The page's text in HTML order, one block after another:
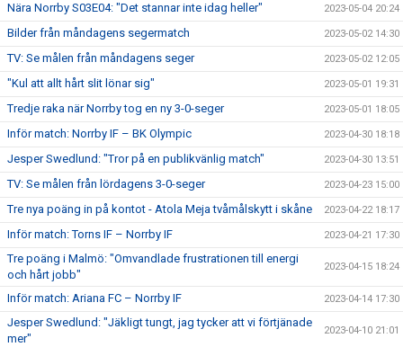
Nära Norrby S03E04: "Det stannar inte idag heller" 2023-05-04 20:24
Bilder från måndagens segermatch 2023-05-02 14:30
TV: Se målen från måndagens seger 2023-05-02 12:05
"Kul att allt hårt slit lönar sig" 2023-05-01 19:31
Tredje raka när Norrby tog en ny 3-0-seger 2023-05-01 18:05
Inför match: Norrby IF – BK Olympic 2023-04-30 18:18
Jesper Swedlund: "Tror på en publikvänlig match" 2023-04-30 13:51
TV: Se målen från lördagens 3-0-seger 2023-04-23 15:00
Tre nya poäng in på kontot - Atola Meja tvåmålskytt i skåne 2023-04-22 18:17
Inför match: Torns IF – Norrby IF 2023-04-21 17:30
Tre poäng i Malmö: "Omvandlade frustrationen till energi
och hårt jobb"
2023-04-15 18:24
Inför match: Ariana FC – Norrby IF 2023-04-14 17:30
Jesper Swedlund: "Jäkligt tungt, jag tycker att vi förtjänade
mer"
2023-04-10 21:01